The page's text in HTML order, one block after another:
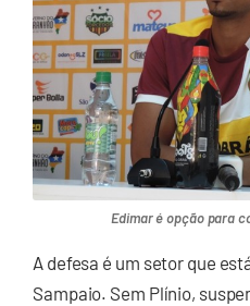
Edimar é opção para
A defesa é um setor que
Sampaio. Sem Plínio,